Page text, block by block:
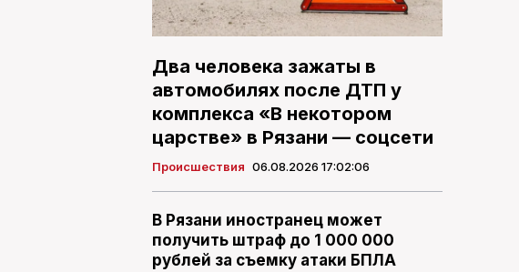
Два человека зажаты в
автомобилях после ДТП у
комплекса «В некотором
царстве» в Рязани — соцсети
Происшествия 06.08.2026 17:02:06
В Рязани иностранец может
получить штраф до 1 000 000
рублей за съемку атаки БПЛА